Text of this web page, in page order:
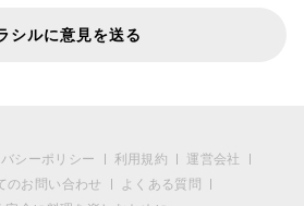
シルに意見を送る
シーポリシー 利用規約
運営会社
のお問い合わせ
よくある質問